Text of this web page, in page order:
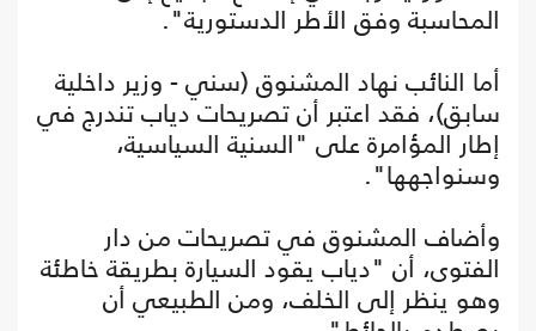
المحاسبة وفق الأطر الدستورية".
أما النائب نهاد المشنوق (سني - وزير داخلية
سابق)، فقد اعتبر أن تصريحات دياب تندرج في
إطار المؤامرة على "السنية السياسية،
وسنواجهها".
وأضاف المشنوق في تصريحات من دار
الفتوى، أن "دياب يقود السيارة بطريقة خاطئة
وهو ينظر إلى الخلف، ومن الطبيعي أن